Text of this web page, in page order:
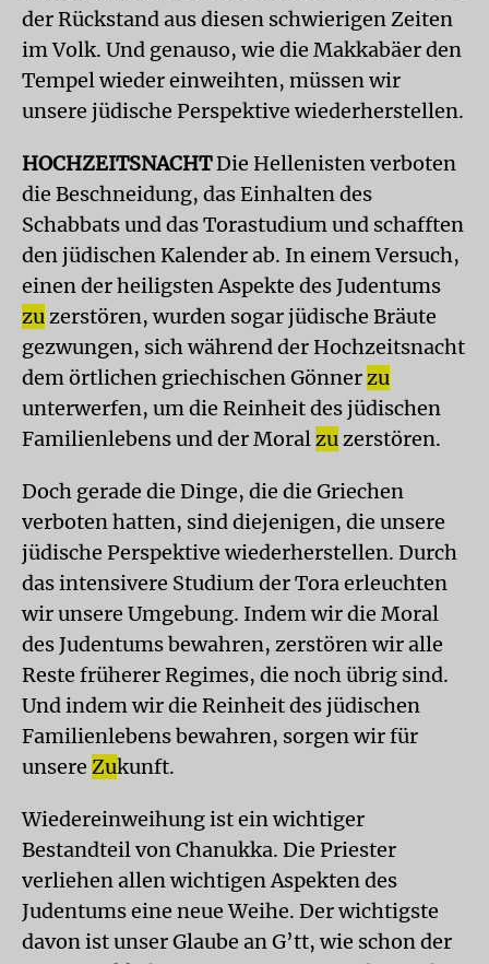
der Rückstand aus diesen schwierigen Zeiten
im Volk. Und genauso, wie die Makkabäer den
Tempel wieder einweihten, müssen wir
unsere jüdische Perspektive wiederherstellen.
HOCHZEITSNACHTDie Hellenisten verboten
die Beschneidung, das Einhalten des
Schabbats und das Torastudium und schafften
den jüdischen Kalender ab. In einem Versuch,
einen der heiligsten Aspekte des Judentums
zu zerstören, wurden sogar jüdische Bräute
gezwungen, sich während der Hochzeitsnacht
dem örtlichen griechischen Gönner zu
unterwerfen, um die Reinheit des jüdischen
Familienlebens und der Moral zu zerstören.
Doch gerade die Dinge, die die Griechen
verboten hatten, sind diejenigen, die unsere
jüdische Perspektive wiederherstellen. Durch
das intensivere Studium der Tora erleuchten
wir unsere Umgebung. Indem wir die Moral
des Judentums bewahren, zerstören wir alle
Reste früherer Regimes, die noch übrig sind.
Und indem wir die Reinheit des jüdischen
Familienlebens bewahren, sorgen wir für
unsere Zukunft.
Wiedereinweihung ist ein wichtiger
Bestandteil von Chanukka. Die Priester
verliehen allen wichtigen Aspekten des
Judentums eine neue Weihe. Der wichtigste
davon ist unser Glaube an G’tt, wie schon der